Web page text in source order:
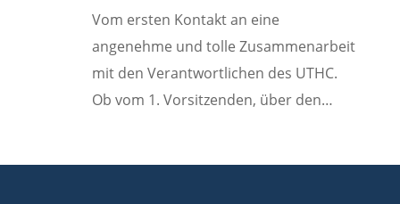
Vom ersten Kontakt an eine
angenehme und tolle Zusammenarbeit
mit den Verantwortlichen des UTHC.
Ob vom 1. Vorsitzenden, über den…